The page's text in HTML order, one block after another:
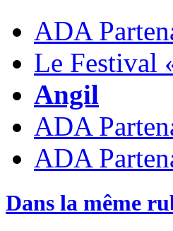
ADA
Le Festival
Angil
ADA
ADA
Dans la même